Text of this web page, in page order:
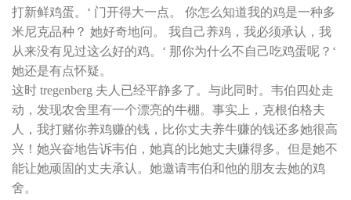
打新鲜鸡蛋。‘ 门开得大一点。 你怎么知道我的鸡是一种多
米尼克品种？ 她好奇地问。 我自己养鸡，我必须承认，我
从来没有见过这么好的鸡。‘ 那你为什么不自己吃鸡蛋呢？‘
她还是有点怀疑。
这时 tregenberg 夫人已经平静多了。与此同时。韦伯四处走
动，发现农舍里有一个漂亮的牛棚。事实上，克根伯格夫
人，我打赌你养鸡赚的钱，比你丈夫养牛赚的钱还多她很高
兴！她兴奋地告诉韦伯，她真的比她丈夫赚得多。但是她不
能让她顽固的丈夫承认。她邀请韦伯和他的朋友去她的鸡
舍。